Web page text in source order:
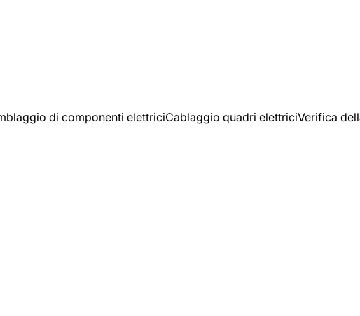
di componenti elettriciCablaggio quadri elettriciVerifica